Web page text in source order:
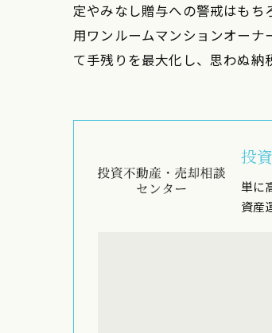
定やみなし贈与への警戒はも
用ワンルームマンションオー
て手残りを最大化し、思わぬ納
投
単に
資産